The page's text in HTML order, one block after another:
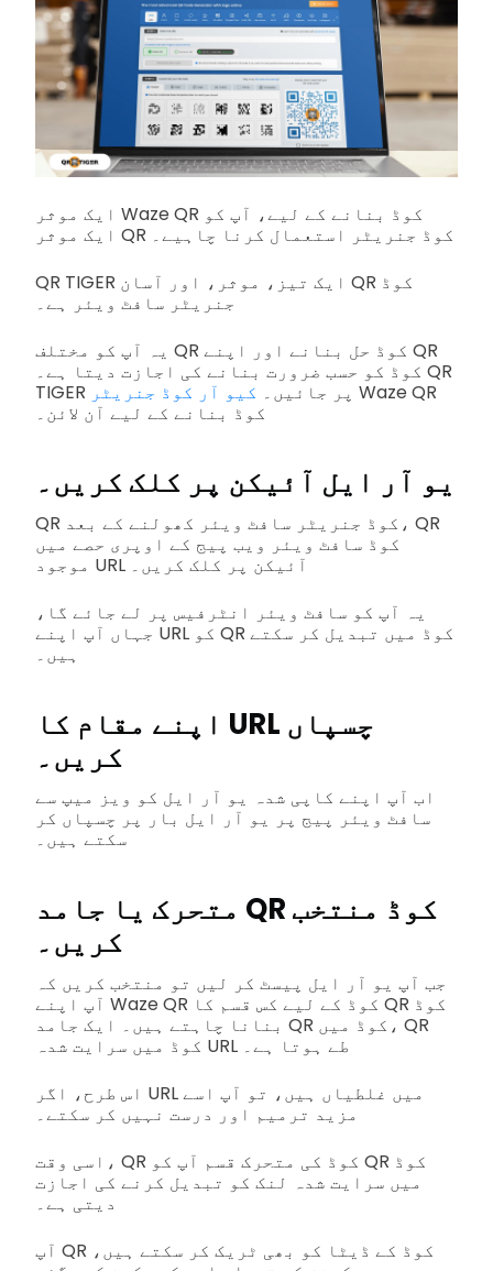
ایک موثر Waze QR کوڈ بنانے کے لیے، آپ کو
ایک موثر QR کوڈ جنریٹر استعمال کرنا چاہیے۔
QR TIGER ایک تیز، موثر، اور آسان QR کوڈ
جنریٹر سافٹ ویئر ہے۔
یہ آپ کو مختلف QR کوڈ حل بنانے اور اپنے QR
کوڈ کو حسب ضرورت بنانے کی اجازت دیتا ہے۔ QR
TIGER پر جائیں۔ کیو آر کوڈ جنریٹر
Waze QR
کوڈ بنانے کے لیے آن لائن۔
یو آر ایل آئیکن پر کلک کریں۔
QR کوڈ جنریٹر سافٹ ویئر کھولنے کے بعد، QR
کوڈ سافٹ ویئر ویب پیج کے اوپری حصے میں
موجود URL آئیکن پر کلک کریں۔
یہ آپ کو سافٹ ویئر انٹرفیس پر لے جائے گا،
جہاں آپ اپنے URL کو QR کوڈ میں تبدیل کر سکتے
ہیں۔
اپنے مقام کا URL چسپاں
کریں۔
اب آپ اپنے کاپی شدہ یو آر ایل کو ویز میپ سے
سافٹ ویئر پیج پر یو آر ایل بار پر چسپاں کر
سکتے ہیں۔
متحرک یا جامد QR کوڈ منتخب
کریں۔
جب آپ یو آر ایل پیسٹ کر لیں تو منتخب کریں کہ
آپ اپنے Waze QR کوڈ کے لیے کس قسم کا QR کوڈ
بنانا چاہتے ہیں۔ ایک جامد QR کوڈ میں، QR
کوڈ میں سرایت شدہ URL طے ہوتا ہے۔
اس طرح، اگر URL میں غلطیاں ہیں، تو آپ اسے
مزید ترمیم اور درست نہیں کر سکتے۔
اسی وقت، QR کوڈ کی متحرک قسم آپ کو QR کوڈ
میں سرایت شدہ لنک کو تبدیل کرنے کی اجازت
دیتی ہے۔
آپ QR کوڈ کے ڈیٹا کو بھی ٹریک کر سکتے ہیں،